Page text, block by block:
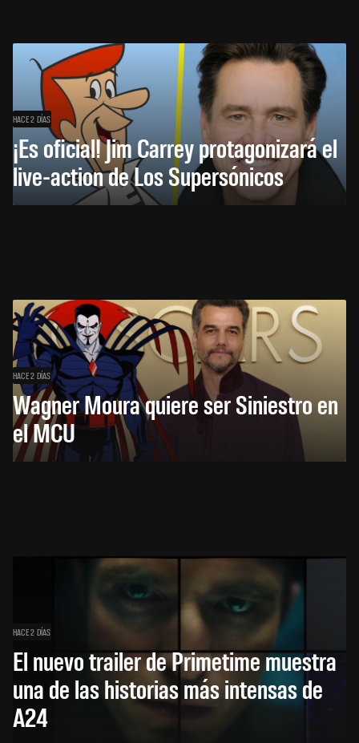
HACE 2 DÍAS
¡Es oficial! Jim Carrey protagonizará el
live-action de Los Supersónicos
HACE 2 DÍAS
Wagner Moura quiere ser Siniestro en
el MCU
HACE 2 DÍAS
El nuevo trailer de Primetime muestra
una de las historias más intensas de
A24